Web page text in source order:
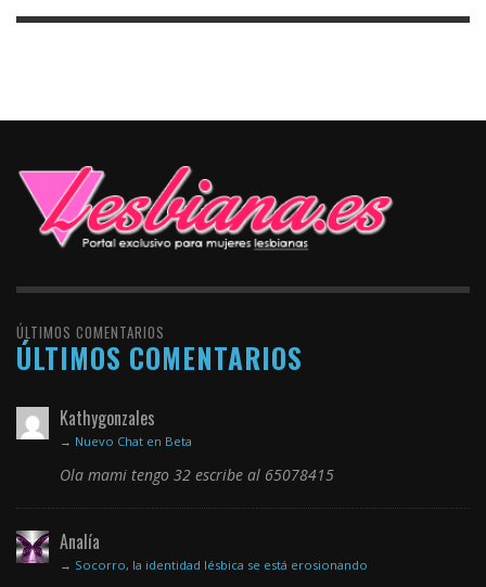
ÚLTIMOS COMENTARIOS
ÚLTIMOS COMENTARIOS
Kathygonzales
→ Nuevo Chat en Beta
Ola mami tengo 32 escribe al 65078415
Analía
→ Socorro, la identidad lésbica se está erosionando